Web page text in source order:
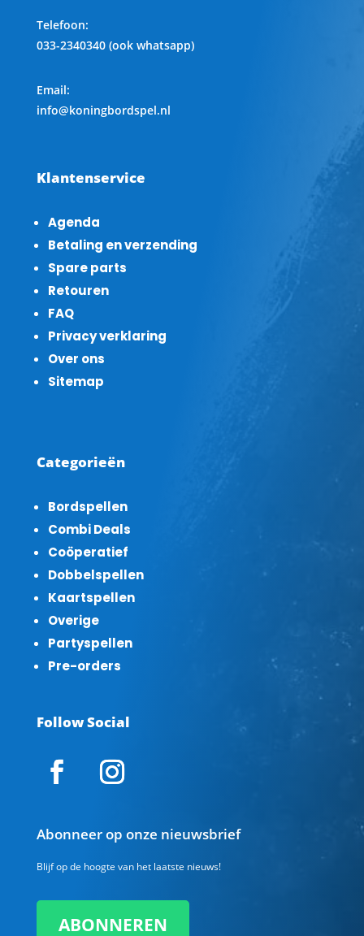
Telefoon:
033-2340340 (ook whatsapp)
Email:
info@koningbordspel.nl
Klantenservice
Agenda
Betaling en verzending
Spare parts
Retouren
FAQ
Privacy verklaring
Over ons
Sitemap
Categorieën
Bordspellen
Combi Deals
Coöperatief
Dobbelspellen
Kaartspellen
Overige
Partyspellen
Pre-orders
Follow Social
Abonneer op onze nieuwsbrief
Blijf op de hoogte van het laatste nieuws!
ABONNEREN